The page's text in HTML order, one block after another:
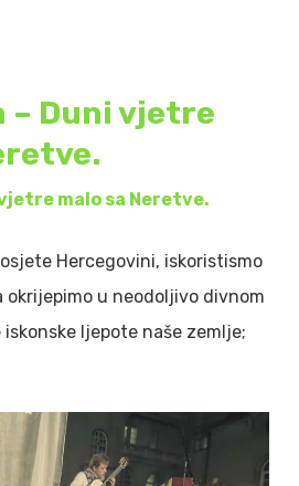
– Duni vjetre
malo sa Neretve.
Hercegovini, iskoristismo
okrijepimo u neodoljivo divnom
ljepote naše zemlje;